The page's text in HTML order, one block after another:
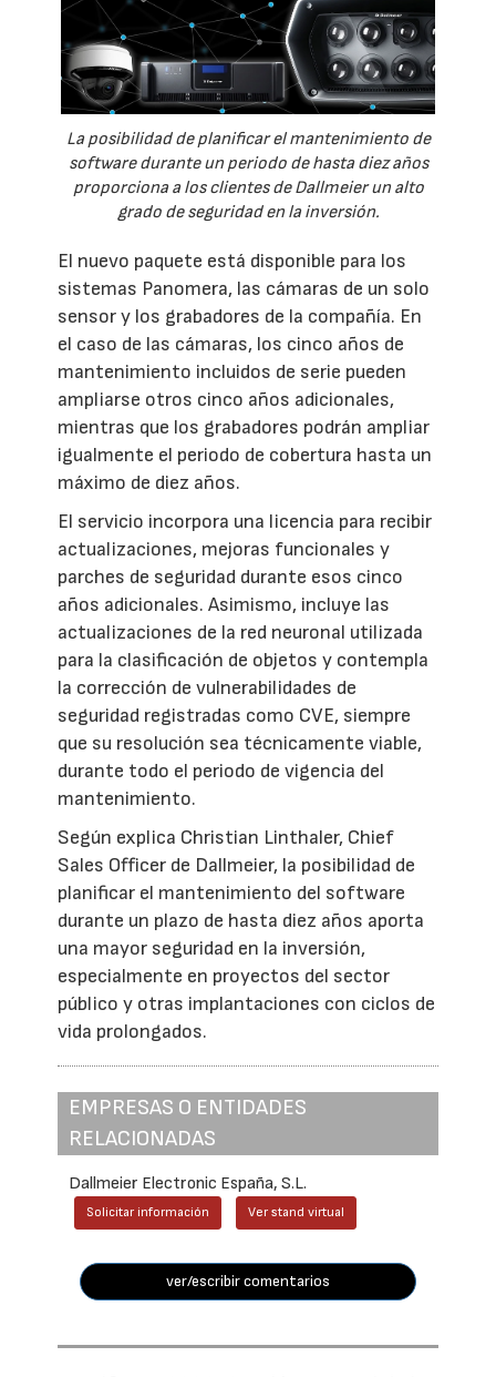
La posibilidad de planificar el mantenimiento de
software durante un periodo de hasta diez años
proporciona a los clientes de Dallmeier un alto
grado de seguridad en la inversión.
El nuevo paquete está disponible para los
sistemas Panomera, las cámaras de un solo
sensor y los grabadores de la compañía. En
el caso de las cámaras, los cinco años de
mantenimiento incluidos de serie pueden
ampliarse otros cinco años adicionales,
mientras que los grabadores podrán ampliar
igualmente el periodo de cobertura hasta un
máximo de diez años.
El servicio incorpora una licencia para recibir
actualizaciones, mejoras funcionales y
parches de seguridad durante esos cinco
años adicionales. Asimismo, incluye las
actualizaciones de la red neuronal utilizada
para la clasificación de objetos y contempla
la corrección de vulnerabilidades de
seguridad registradas como CVE, siempre
que su resolución sea técnicamente viable,
durante todo el periodo de vigencia del
mantenimiento.
Según explica Christian Linthaler, Chief
Sales Officer de Dallmeier, la posibilidad de
planificar el mantenimiento del software
durante un plazo de hasta diez años aporta
una mayor seguridad en la inversión,
especialmente en proyectos del sector
público y otras implantaciones con ciclos de
vida prolongados.
EMPRESAS O ENTIDADES
RELACIONADAS
Dallmeier Electronic España, S.L.
Solicitar información Ver stand virtual
ver/escribir comentarios